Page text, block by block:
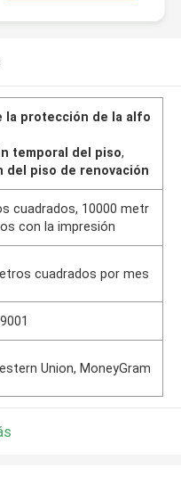
la protección de la alfo
temporal del piso,
del piso de renovación
cuadrados, 10000 metr
con la impresión
cuadrados por mes
Union, MoneyGram